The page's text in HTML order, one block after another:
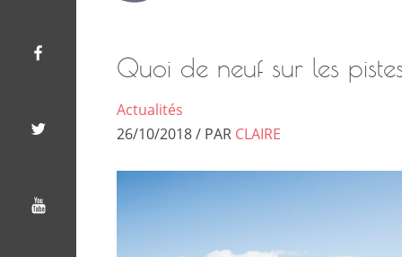
Quoi de neuf sur les
Actualités
26/10/2018 / PAR CLAIRE